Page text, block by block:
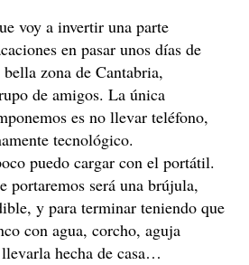
voy a invertir una parte
en pasar unos días de
zona de Cantabria,
de amigos. La única
es no llevar teléfono,
tecnológico.
puedo cargar con el portátil.
portaremos será una brújula,
y para terminar teniendo que
con agua, corcho, aguja
hecha de casa…